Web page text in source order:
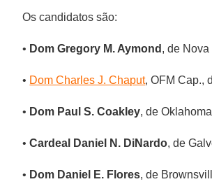
Os candidatos são:
• Dom Gregory M. Aymond , de
• Dom Charles J. Chaput, OFM Cap.,
• Dom Paul S. Coakley, de
•Cardeal Daniel N. DiNardo, de
• Dom Daniel E. Flores, de